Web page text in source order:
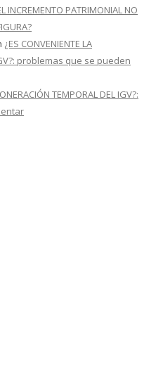
INCREMENTO PATRIMONIAL NO
¿ES CONVENIENTE LA
problemas que se pueden
TEMPORAL DEL IGV?: